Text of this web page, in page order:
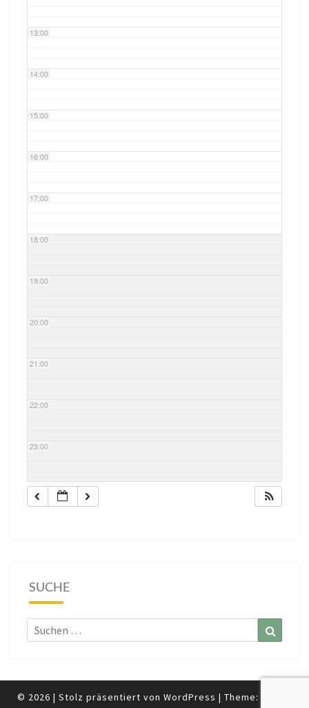
13:00
14:00
15:00
16:00
17:00
18:00
19:00
20:00
21:00
22:00
23:00
SUCHE
Suchen
nach:
© 2026 | Stolz präsentiert von WordPress | Theme: